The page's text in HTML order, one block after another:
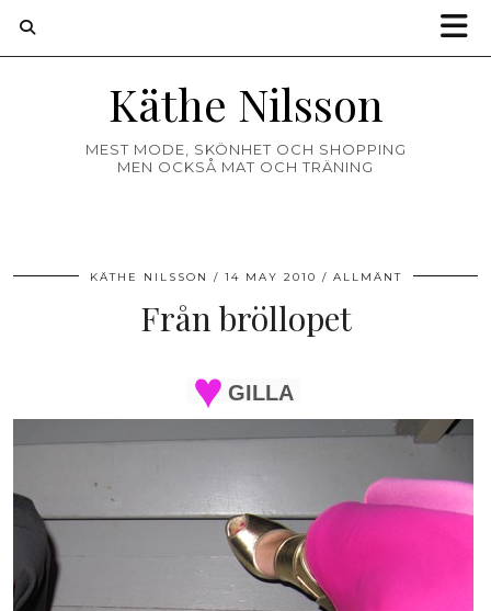
Käthe Nilsson
MEST MODE, SKÖNHET OCH SHOPPING
MEN OCKSÅ MAT OCH TRÄNING
KÄTHE NILSSON 14 MAY 2010 ALLMÄNT
Från bröllopet
GILLA